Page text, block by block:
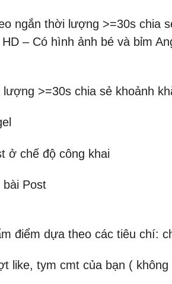
ngắn thời lượng >=30s chia
– Có hình ảnh bé và bỉm
>=30s chia sẻ khoảnh
ở chế độ công khai
Post
điểm dựa theo các tiêu chí:
like, tym cmt của bạn (